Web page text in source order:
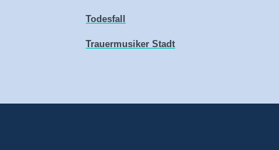
Todesfall
Trauermusiker Stadt